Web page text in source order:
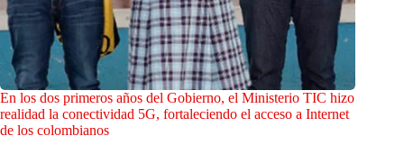
En los dos primeros años del Gobierno, el Ministerio TIC hizo
realidad la conectividad 5G, fortaleciendo el acceso a Internet
de los colombianos